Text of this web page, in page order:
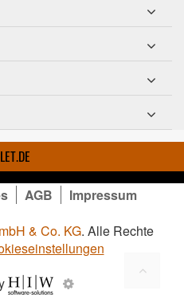
AGB
Impressum
& Co. KG. Alle Rechte